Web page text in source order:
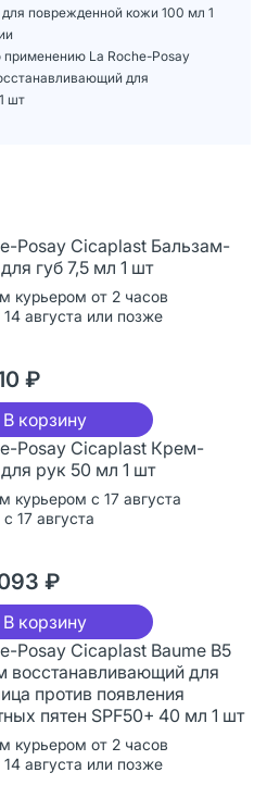
поврежденной кожи 100 мл 1
применению La Roche-Posay
для
шт
Posay Cicaplast Бальзам-
губ 7,5 мл 1 шт
курьером от 2 часов
14 августа или позже
₽
В корзину
Posay Cicaplast Крем-
рук 50 мл 1 шт
курьером с 17 августа
17 августа
₽
В корзину
Posay Cicaplast Baume B5
восстанавливающий для
против появления
пятен SPF50+ 40 мл 1 шт
курьером от 2 часов
14 августа или позже